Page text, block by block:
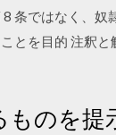
条ではなく、奴
とを目的 注釈
のを提